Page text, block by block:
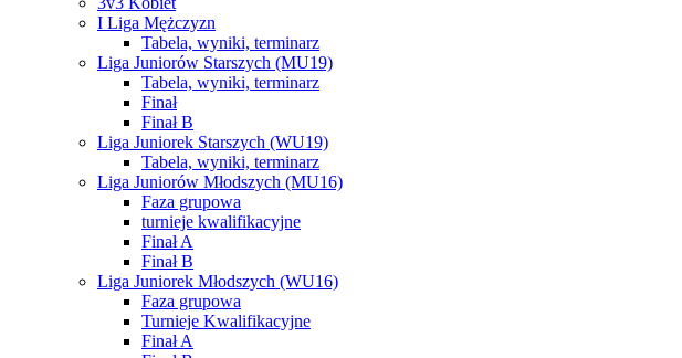
I Liga Mężczyzn
Tabela, wyniki, terminarz
Liga Juniorów Starszych (MU19)
Tabela, wyniki, terminarz
Finał
Finał B
Liga Juniorek Starszych (WU19)
Tabela, wyniki, terminarz
Liga Juniorów Młodszych (MU16)
Faza grupowa
turnieje kwalifikacyjne
Finał A
Finał B
Liga Juniorek Młodszych (WU16)
Faza grupowa
Turnieje Kwalifikacyjne
Finał A